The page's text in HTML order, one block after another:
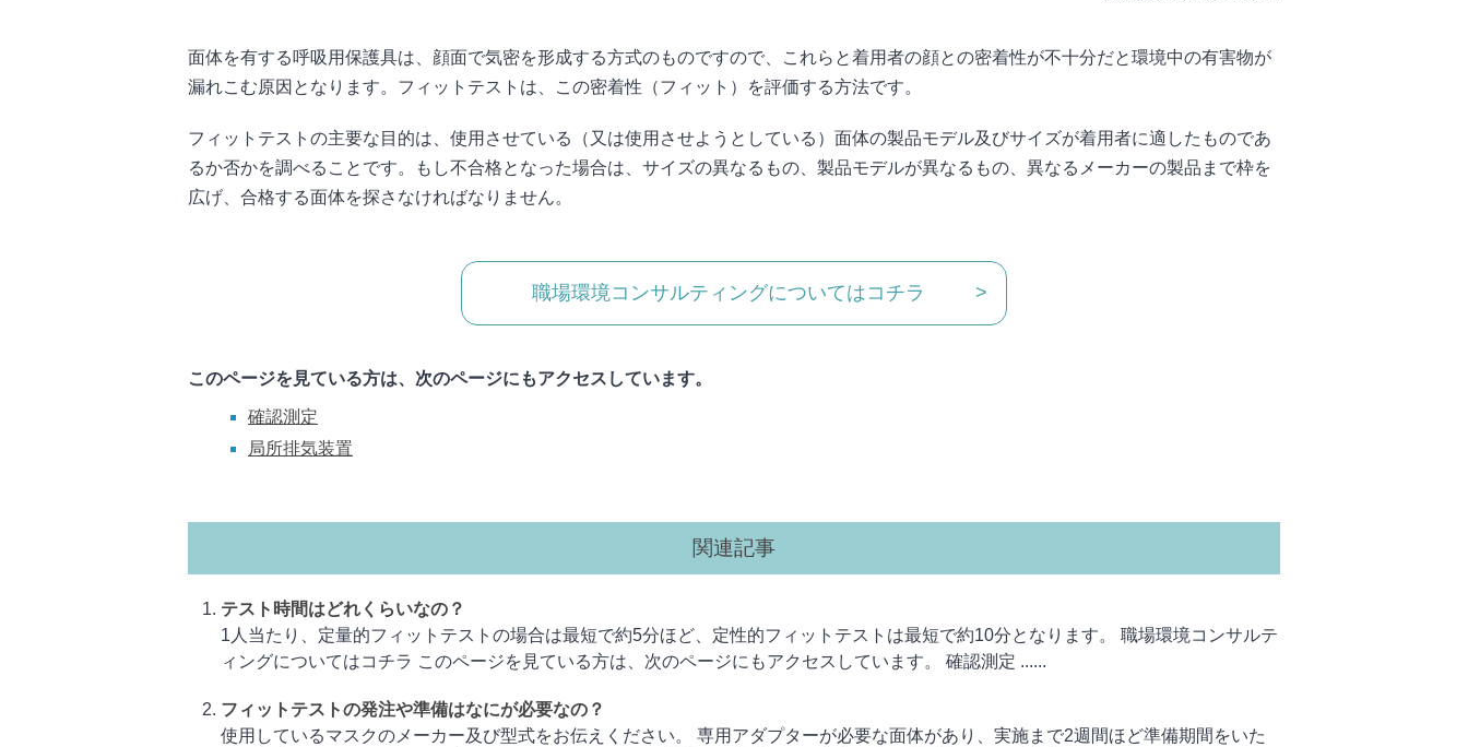
面体を有する呼吸用保護具は、顔面で気密を形成する方式のものですので、これらと着用者の顔との密着性が不十分だと環境中の有害物が
漏れこむ原因となります。フィットテストは、この密着性（フィット）を評価する方法です。
フィットテストの主要な目的は、使用させている（又は使用させようとしている）面体の製品モデル及びサイズが着用者に適したものであ
るか否かを調べることです。もし不合格となった場合は、サイズの異なるもの、製品モデルが異なるもの、異なるメーカーの製品まで枠を
広げ、合格する面体を探さなければなりません。
職場環境コンサルティングについてはコチラ
このページを見ている方は、次のページにもアクセスしています。
確認測定
局所排気装置
関連記事
テスト時間はどれくらいなの？
1人当たり、定量的フィットテストの場合は最短で約5分ほど、定性的フィットテストは最短で約10分となります。 職場環境コンサルテ
ィングについてはコチラ このページを見ている方は、次のページにもアクセスしています。 確認測定 ......
フィットテストの発注や準備はなにが必要なの？
使用しているマスクのメーカー及び型式をお伝えください。 専用アダプターが必要な面体があり、実施まで2週間ほど準備期間をいた